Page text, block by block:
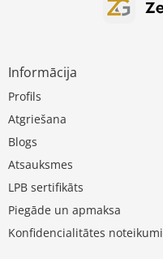
Informācija
Profils
Atgriešana
Blogs
Atsauksmes
LPB sertifikāts
Piegāde un apmaksa
Konfidencialitātes noteikumi